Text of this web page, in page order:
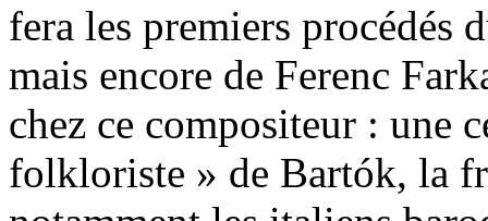
fera les premiers procédés
mais encore de Ferenc
chez ce compositeur : une
folkloriste » de Bartók, la